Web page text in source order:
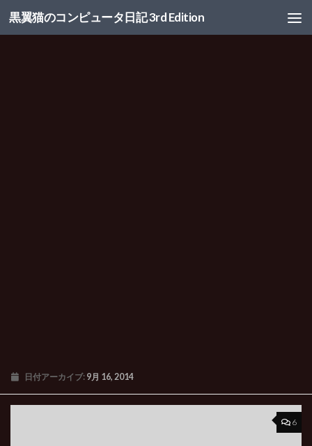
コンテンツへスキップ
黒翼猫のコンピュータ日記 3rd Edition
日付アーカイブ: 9月 16, 2014
6